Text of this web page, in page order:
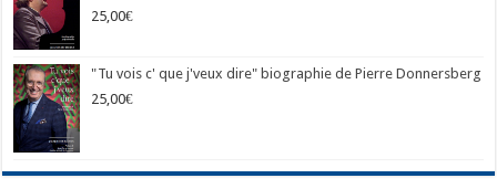
25,00€
"Tu vois c' que j'veux dire" biographie de Pierre Donnersberg
25,00€